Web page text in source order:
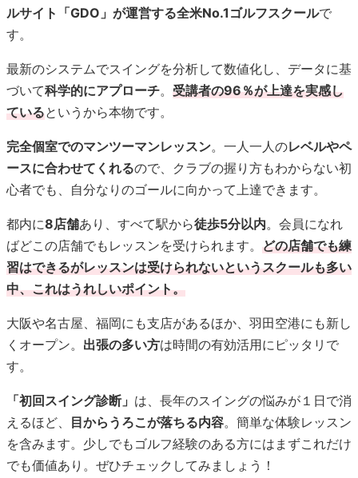
ルサイト「GDO」が運営する全米No.1ゴルフスクールで
す。
最新のシステムでスイングを分析して数値化し、データに基
づいて科学的にアプローチ。 受講者の96％が上達を実感し
ているというから本物です。
完全個室でのマンツーマンレッスン。一人一人のレベルやペ
ースに合わせてくれるので、クラブの握り方もわからない初
心者でも、自分なりのゴールに向かって上達できます。
都内に8店舗あり、すべて駅から徒歩5分以内。会員になれ
ばどこの店舗でもレッスンを受けられます。 どの店舗でも練
習はできるがレッスンは受けられないというスクールも多い
中、これはうれしいポイント。
大阪や名古屋、福岡にも支店があるほか、羽田空港にも新し
くオープン。 出張の多い方は時間の有効活用にピッタリで
す。
「初回スイング診断」 は、長年のスイングの悩みが１日で消
えるほど、 目からうろこが落ちる内容。簡単な体験レッスン
を含みます。少しでもゴルフ経験のある方にはまずこれだけ
でも価値あり。ぜひチェックしてみましょう！